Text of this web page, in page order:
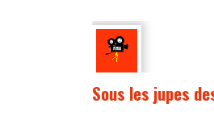
Sous les jupes